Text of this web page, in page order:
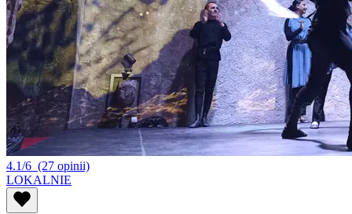
4.1/6 (27 opinii)
LOKALNIE